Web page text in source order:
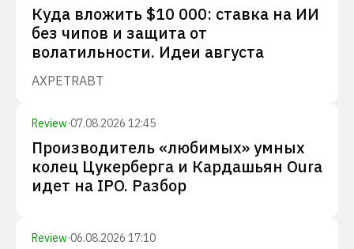
Куда вложить $10 000: ставка на ИИ
без чипов и защита от
волатильности. Идеи августа
AXPETRABT
Review·07.08.2026 12:45
Производитель «любимых» умных
колец Цукерберга и Кардашьян Oura
идет на IPO. Разбор
Review·06.08.2026 17:10